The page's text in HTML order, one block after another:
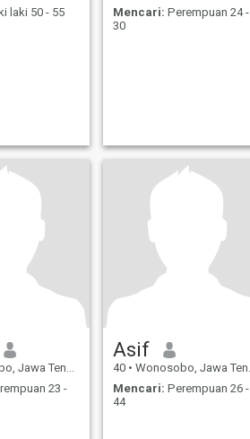
laki 50 - 55
Mencari: Perempuan 24 -
30
Tengah, Indonesia
23 -
Asif
40 • Wonosobo, Jawa Tengah, Indonesia
Mencari: Perempuan 26 -
44